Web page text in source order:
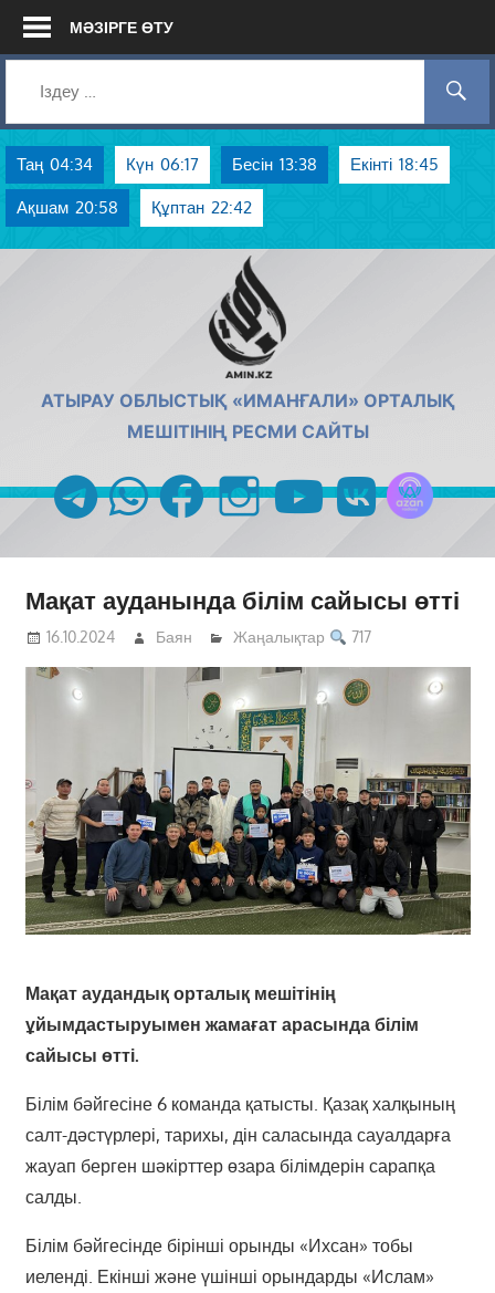
Skip
МӘЗІРГЕ ӨТУ
Таң 04:34 Күн 06:17 Бесін 13:38 Екінті 18:45
Ақшам 20:58 Құптан 22:42
АТЫРАУ ОБЛЫСТЫҚ «ИМАНҒАЛИ» ОРТАЛЫҚ
МЕШІТІНІҢ РЕСМИ САЙТЫ
telegramwhatsappfacebookinstagramyoutubevk
Мақат ауданында білім сайысы өтті
16.10.2024 Баян Жаңалықтар 717
Мақат аудандық орталық мешітінің
ұйымдастыруымен жамағат арасында білім
сайысы өтті.
Білім бәйгесіне 6 команда қатысты. Қазақ халқының
салт-дәстүрлері, тарихы, дін саласында сауалдарға
жауап берген шәкірттер өзара білімдерін сарапқа
салды.
Білім бәйгесінде бірінші орынды «Ихсан» тобы
иеленді. Екінші және үшінші орындарды «Ислам»